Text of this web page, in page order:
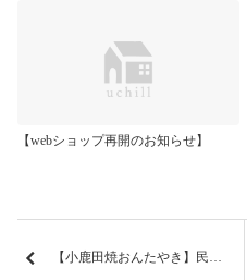
【webショップ再開のお知らせ】